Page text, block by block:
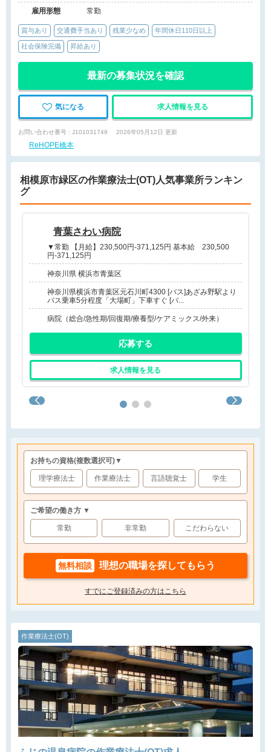
雇用形態
常勤
賞与あり 交通費手当あり 残業少なめ 年間休日110日以上
社会保険完備 昇給あり
最新の募集状況を確認
気になる 求人情報を見る
お問い合わせ番号 : J101031749 2026年05月12日 更新
ReHOPE橋本
相模原市緑区の作業療法士(OT)人気事業所ランキン
グ
青葉さわい病院
▼常勤 【月給】230,500円-371,125円 基本給 230,500
円-371,125円
神奈川県 横浜市青葉区
神奈川県横浜市青葉区元石川町4300 [バス]あざみ野駅より
バス乗車5分程度「大場町」下車すぐ [バ...
病院（総合/急性期/回復期/療養型/ケアミックス/外来）
応募する
求人情報を見る
お持ちの資格(複数選択可)▼
理学療法士 作業療法士 言語聴覚士 学生
ご希望の働き方 ▼
常勤 非常勤 こだわらない
無料相談 理想の職場を探してもらう
すでにご登録済みの方はこちら
作業療法士(OT)